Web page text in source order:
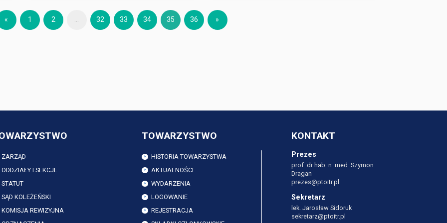
« 1 2 ... 32 33 34 35 36 »
ZARZĄD
ODDZIAŁY I SEKCJE
STATUT
SĄD KOLEŻEŃSKI
KOMISJA REWIZYJNA
TOWARZYSTWO
HISTORIA TOWARZYSTWA
AKTUALNOŚCI
WYDARZENIA
LOGOWANIE
REJESTRACJA
KONTAKT
Prezes
prof. dr hab. n. med. Szymon
Dragan
prezes@ptoitr.pl
Sekretarz
lek. Jarosław Sidoruk
sekretarz@ptoitr.pl